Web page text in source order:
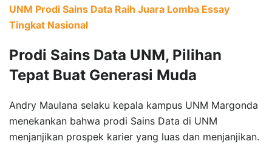
UNM Prodi Sains Data Raih Juara Lomba Essay
Tingkat Nasional
Prodi Sains Data UNM, Pilihan
Tepat Buat Generasi Muda
Andry Maulana selaku kepala kampus UNM Margonda
menekankan bahwa prodi Sains Data di UNM
menjanjikan prospek karier yang luas dan menjanjikan.